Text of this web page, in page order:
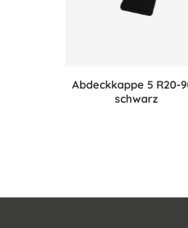
Abdeckkappe 5 R20-
schwarz